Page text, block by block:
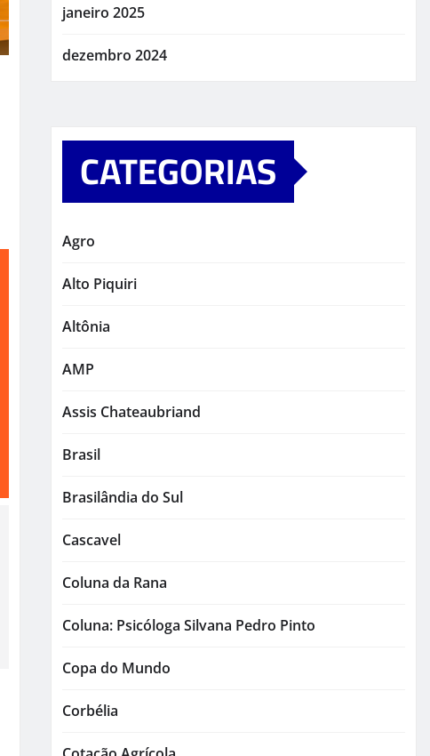
janeiro 2025
dezembro 2024
CATEGORIAS
Agro
Alto Piquiri
Altônia
AMP
Assis Chateaubriand
Brasil
Brasilândia do Sul
Cascavel
Coluna da Rana
Coluna: Psicóloga Silvana Pedro Pinto
Copa do Mundo
Corbélia